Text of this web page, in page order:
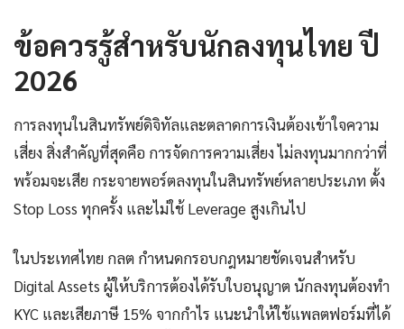
ข้อควรรู้สำหรับนักลงทุนไทย ปี
2026
การลงทุนในสินทรัพย์ดิจิทัลและตลาดการเงินต้องเข้าใจความ
เสี่ยง สิ่งสำคัญที่สุดคือ การจัดการความเสี่ยง ไม่ลงทุนมากกว่าที่
พร้อมจะเสีย กระจายพอร์ตลงทุนในสินทรัพย์หลายประเภท ตั้ง
Stop Loss ทุกครั้ง และไม่ใช้ Leverage สูงเกินไป
ในประเทศไทย กลต กำหนดกรอบกฎหมายชัดเจนสำหรับ
Digital Assets ผู้ให้บริการต้องได้รับใบอนุญาต นักลงทุนต้องทำ
KYC และเสียภาษี 15% จากกำไร แนะนำให้ใช้แพลตฟอร์มที่ได้